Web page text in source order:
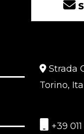
Strada
Torino,
+39 011